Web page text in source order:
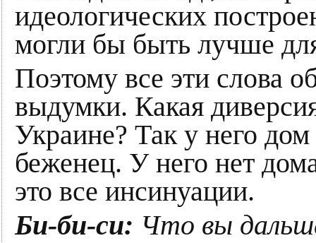
идеологических
могли бы быть лучше
Поэтому все эти слова
выдумки. Какая
Украине? Так у него
беженец. У него нет
это все инсинуации.
Би-би-си: Что вы